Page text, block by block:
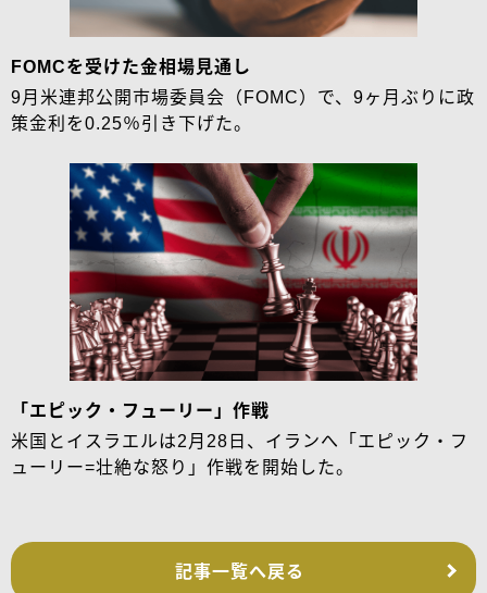
FOMCを受けた金相場見通し
9月米連邦公開市場委員会（FOMC）で、9ヶ月ぶりに政
策金利を0.25％引き下げた。
「エピック・フューリー」作戦
米国とイスラエルは2月28日、イランへ「エピック・フ
ューリー=壮絶な怒り」作戦を開始した。
記事一覧へ戻る